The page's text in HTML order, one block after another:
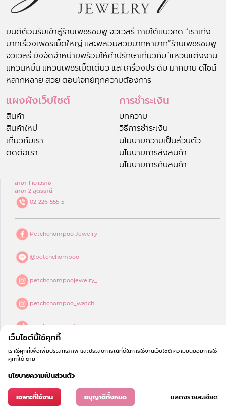
ยินดีต้อนรับเข้าสู่ร้านเพชรชมพู จิวเวลรี่ ภายใต้แนวคิด “เราเก่ง
มากเรื่องเพชรเม็ดใหญ่ และพลอยสวยมากหายาก”ร้านเพชรชมพู
จิวเวลรี่ ยังจัดจำหน่ายพร้อมให้คำปรึกษาเกี่ยวกับ”แหวนแต่งงาน
แหวนหมั้น แหวนเพชรเม็ดเดี่ยว และเครื่องประดับ มากมาย ดีไซน์
หลากหลาย สวย ตอบโจทย์ทุกความต้องการ
แผงผังเว็ปไซต์
สินค้า
สินค้าใหม่
เกี่ยวกับเรา
ติดต่อเรา
การชำระเงิน
บทความ
วิธีการชำระเงิน
นโยบายความเป็นส่วนตัว
นโยบายการส่งสินค้า
นโยบายการคืนสินค้า
สาขา 1 เยาวราช
สาขา 2 อุดรธานี
02-226-555-5
Petchchompoo Jewelry
@petchchompoo
petchchompoojewelry_
petchchompoo_watch
petchchompoojewelry
petchchompoo jewelry
เว็บไซต์นี้ใช้คุกกี้
เราใช้คุกกี้เพื่อเพิ่มประสิทธิภาพ และประสบการณ์ที่ดีในการใช้งานเว็บไซต์ ความยินยอมการใช้
คุกกี้ได้ ตาม
นโยบายความเป็นส่วนตัว
เฉพาะที่ใช้งาน อนุญาติทั้งหมด แสดงรายละเอียด